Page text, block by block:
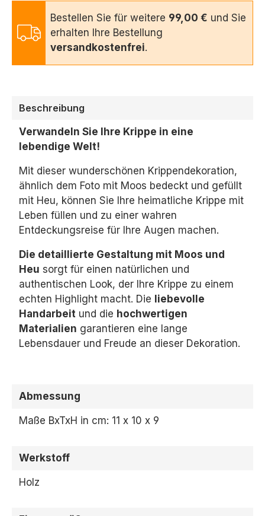
Bestellen Sie für weitere 99,00 € und Sie
erhalten Ihre Bestellung
versandkostenfrei.
Beschreibung
Verwandeln Sie Ihre Krippe in eine
lebendige Welt!
Mit dieser wunderschönen Krippendekoration,
ähnlich dem Foto mit Moos bedeckt und gefüllt
mit Heu, können Sie Ihre heimatliche Krippe mit
Leben füllen und zu einer wahren
Entdeckungsreise für Ihre Augen machen.
Die detaillierte Gestaltung mit Moos und
Heu sorgt für einen natürlichen und
authentischen Look, der Ihre Krippe zu einem
echten Highlight macht. Die liebevolle
Handarbeit und die hochwertigen
Materialien garantieren eine lange
Lebensdauer und Freude an dieser Dekoration.
Abmessung
Maße BxTxH in cm: 11 x 10 x 9
Werkstoff
Holz